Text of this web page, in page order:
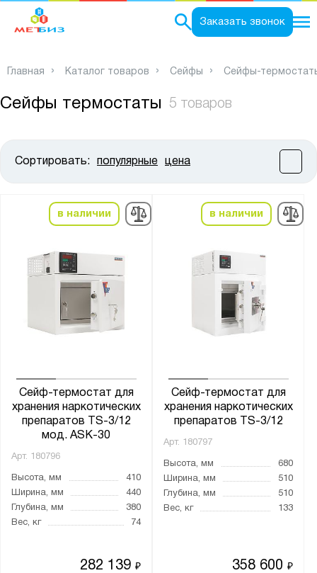
Заказать звонок
Главная Каталог товаров Сейфы Сейфы-
Сейфы термостаты 5 товаров
Сортировать: популярные цена
в наличии
Сейф-термостат для
хранения наркотических
препаратов TS-3/12
мод. ASK-30
Арт. 180796
Высота, мм
410
Ширина, мм
440
Глубина, мм
380
Вес, кг
74
282 139₽
в наличии
Сейф-термостат для
хранения наркотических
препаратов TS-3/12
Арт. 180797
Высота, мм
680
Ширина, мм
510
Глубина, мм
510
Вес, кг
133
358 600₽
от до
Ширина, мм:
до
от до
Класс взломостойкости:
Количество полок, шт.: